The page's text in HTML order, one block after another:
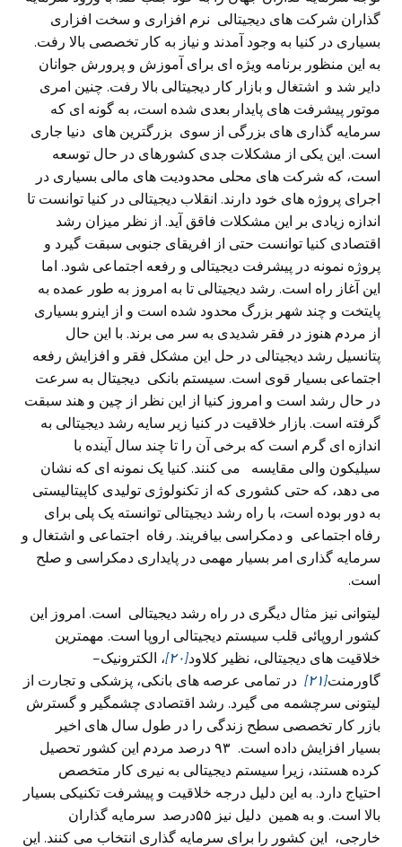
گذاران شرکت های دیجیتالی نرم افزاری و سخت افزاری
بسیاری در کنیا به وجود آمدند و نیاز به کار تخصصی بالا رفت.
به این منظور برنامه ویژه ای برای آموزش و پرورش جوانان
دایر شد و اشتغال و بازار کار دیجیتالی بالا رفت. چنین امری
موتور پیشرفت های پایدار بعدی شده است، به گونه ای که
سرمایه گذاری های بزرگی از سوی بزرگترین های دنیا جاری
است. این یکی‌ از مشکلات جدی کشورهای در حال توسعه
است، که شرکت های محلی محدودیت های مالی‌ بسیاری در
اجرای پروژه های خود دارند. انقلاب دیجیتالی در کنیا توانست تا
اندازه زیادی بر این مشکلات فاقق آید. از نظر میزان رشد
اقتصادی کنیا توانست حتی از افریقای جنوبی سبقت گیرد و
پروژه نمونه در پیشرفت دیجیتالی و رفعه اجتماعی شود. اما
این آغاز راه است. رشد دیجیتالی تا به امروز به طور عمده به
پایتخت و چند شهر بزرگ محدود شده است و از اینرو بسیاری
از مردم هنوز در فقر شدیدی به سر می‌ برند. با این حال
پتانسیل رشد دیجیتالی در حل این مشکل فقر و افزایش رفعه
اجتماعی بسیار قوی است. سیستم بانکی دیجیتال به سرعت
در حال رشد است و امروز کنیا از این نظر از چین و هند سبقت
گرفته است. بازار خلاقیت در کنیا زیر سایه رشد دیجیتالی به
اندازه ای گرم است که برخی‌ آن را تا چند سال آینده با
سیلیکون والی‌ مقایسه می‌ کنند. کنیا یک نمونه ای که نشان
می‌ دهد، که حتی کشوری که از تکنولوژی تولیدی کاپیتالیستی
به دور بوده است، با راه رشد دیجیتالی توانسته یک پلی برای
رفاه اجتماعی و دمکراسی بیافریند. رفاه اجتماعی و اشتغال و
سرمایه گذاری امر بسیار مهمی‌ در پایداری دمکراسی و صلح
است.
لیتوانی نیز مثال دیگری در راه رشد دیجیتالی است. امروز این
کشور اروپائی قلب سیستم دیجیتالی اروپا است. مهمترین
خلاقیت های دیجیتالی، نظیر کلاود[۲۰] ، الکترونیک–
گاورمنت[۲۱]
در تمامی عرصه های بانکی، پزشکی و تجارت از
لیتونی سرچشمه می‌ گیرد. رشد اقتصادی چشمگیر و گسترش
بازر کار تخصصی سطح زندگی‌ را در طول سال های اخیر
بسیار افزایش داده است. ۹۳ درصد مردم این کشور تحصیل
کرده هستند، زیرا سیستم دیجیتالی به نیری کار متخصص
احتیاج دارد. به این دلیل درجه خلاقیت و پیشرفت تکنیکی‌ بسیار
بالا است. و به همین دلیل نیز ۵۵درصد سرمایه گذاران
خارجی‌، این کشور را برای سرمایه گذاری انتخاب می‌ کنند. این